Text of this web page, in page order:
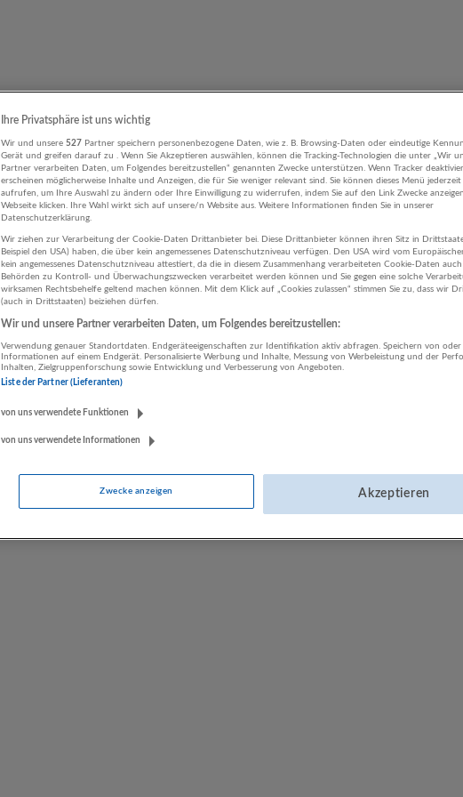
Ihre Privatsphäre ist uns wichtig
Wir und unsere527 Partner speichern personenbezogene Daten, wie z. B. Browsing-Daten oder eindeutige
Gerät und greifen darauf zu . Wenn Sie Akzeptieren auswählen, können die Tracking-Technologien die unter „Wir
Partner verarbeiten Daten, um Folgendes bereitzustellen“ genannten Zwecke unterstützen. Wenn Tracker
erscheinen möglicherweise Inhalte und Anzeigen, die für Sie weniger relevant sind. Sie können dieses Menü
aufrufen, um Ihre Auswahl zu ändern oder Ihre Einwilligung zu widerrufen, indem Sie auf den Link Zwecke
Webseite klicken. Ihre Wahl wirkt sich auf unsere/n Website aus. Weitere Informationen finden Sie in unserer
Datenschutzerklärung.
Wir ziehen zur Verarbeitung der Cookie-Daten Drittanbieter bei. Diese Drittanbieter können ihren Sitz in
Beispiel den USA) haben, die über kein angemessenes Datenschutzniveau verfügen. Den USA wird vom
kein angemessenes Datenschutzniveau attestiert, da die in diesem Zusammenhang verarbeiteten Cookie-Daten
Behörden zu Kontroll- und Überwachungszwecken verarbeitet werden können und Sie gegen eine solche
wirksamen Rechtsbehelfe geltend machen können. Mit dem Klick auf „Cookies zulassen“ stimmen Sie zu, dass wir
(auch in Drittstaaten) beiziehen dürfen.
Wir und unsere Partner verarbeiten Daten, um Folgendes bereitzustellen:
Verwendung genauer Standortdaten. Endgeräteeigenschaften zur Identifikation aktiv abfragen. Speichern von
Informationen auf einem Endgerät. Personalisierte Werbung und Inhalte, Messung von Werbeleistung und der
Inhalten, Zielgruppenforschung sowie Entwicklung und Verbesserung von Angeboten.
Liste der Partner (Lieferanten)
von uns verwendete Funktionen
von uns verwendete Informationen
Zwecke anzeigen Akzeptieren